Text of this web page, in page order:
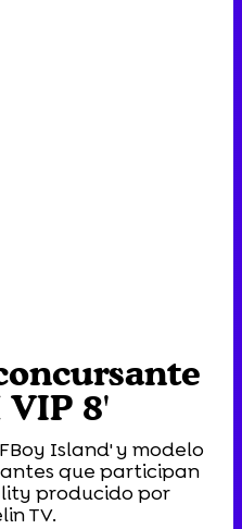
VIP 8'
Island' y modelo
que participan
producido por
TV.